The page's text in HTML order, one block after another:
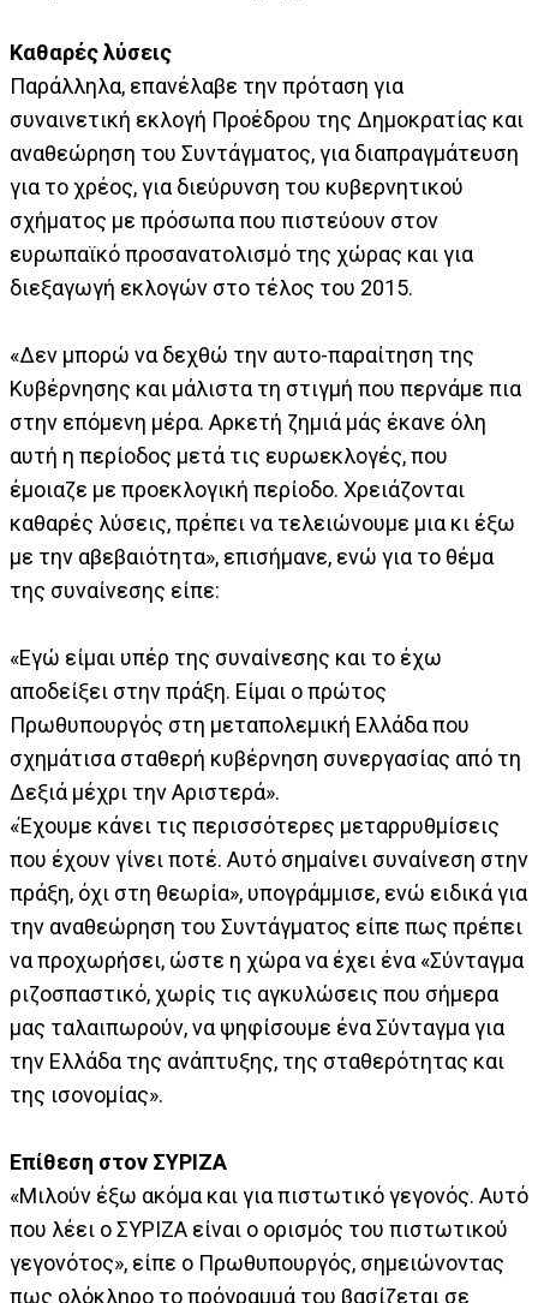
Καθαρές λύσεις
Παράλληλα, επανέλαβε την πρόταση για
συναινετική εκλογή Προέδρου της Δημοκρατίας και
αναθεώρηση του Συντάγματος, για διαπραγμάτευση
για το χρέος, για διεύρυνση του κυβερνητικού
σχήματος με πρόσωπα που πιστεύουν στον
ευρωπαϊκό προσανατολισμό της χώρας και για
διεξαγωγή εκλογών στο τέλος του 2015.
«Δεν μπορώ να δεχθώ την αυτο-παραίτηση της
Κυβέρνησης και μάλιστα τη στιγμή που περνάμε πια
στην επόμενη μέρα. Αρκετή ζημιά μάς έκανε όλη
αυτή η περίοδος μετά τις ευρωεκλογές, που
έμοιαζε με προεκλογική περίοδο. Χρειάζονται
καθαρές λύσεις, πρέπει να τελειώνουμε μια κι έξω
με την αβεβαιότητα», επισήμανε, ενώ για το θέμα
της συναίνεσης είπε:
«Εγώ είμαι υπέρ της συναίνεσης και το έχω
αποδείξει στην πράξη. Είμαι ο πρώτος
Πρωθυπουργός στη μεταπολεμική Ελλάδα που
σχημάτισα σταθερή κυβέρνηση συνεργασίας από τη
Δεξιά μέχρι την Αριστερά».
«Έχουμε κάνει τις περισσότερες μεταρρυθμίσεις
που έχουν γίνει ποτέ. Αυτό σημαίνει συναίνεση στην
πράξη, όχι στη θεωρία», υπογράμμισε, ενώ ειδικά για
την αναθεώρηση του Συντάγματος είπε πως πρέπει
να προχωρήσει, ώστε η χώρα να έχει ένα «Σύνταγμα
ριζοσπαστικό, χωρίς τις αγκυλώσεις που σήμερα
μας ταλαιπωρούν, να ψηφίσουμε ένα Σύνταγμα για
την Ελλάδα της ανάπτυξης, της σταθερότητας και
της ισονομίας».
Επίθεση στον ΣΥΡΙΖΑ
«Μιλούν έξω ακόμα και για πιστωτικό γεγονός. Αυτό
που λέει ο ΣΥΡΙΖΑ είναι ο ορισμός του πιστωτικού
γεγονότος», είπε ο Πρωθυπουργός, σημειώνοντας
πως ολόκληρο το πρόγραμμά του βασίζεται σε